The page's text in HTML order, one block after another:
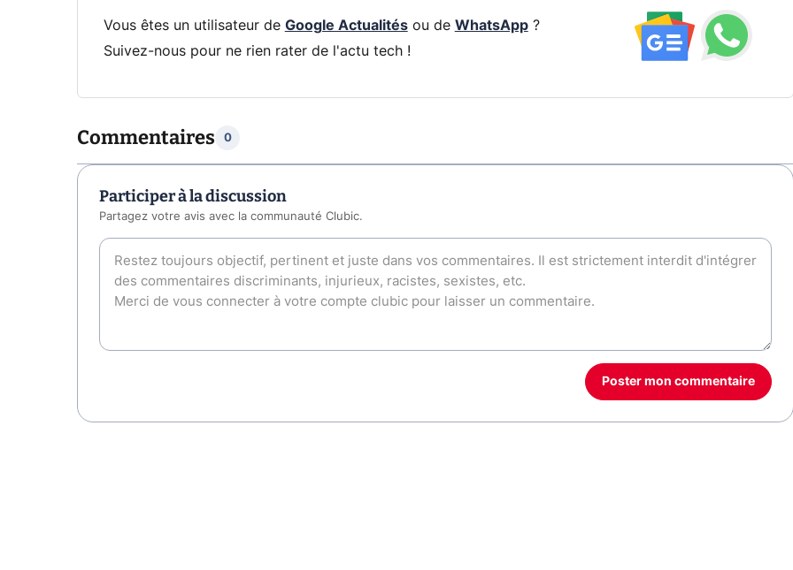
Vous êtes un utilisateur de Google Actualitésou de WhatsApp?
Suivez-nous pour ne rien rater de l'actu tech !
Commentaires 0
Participer à la discussion
Partagez votre avis avec la communauté Clubic.
Poster mon commentaire